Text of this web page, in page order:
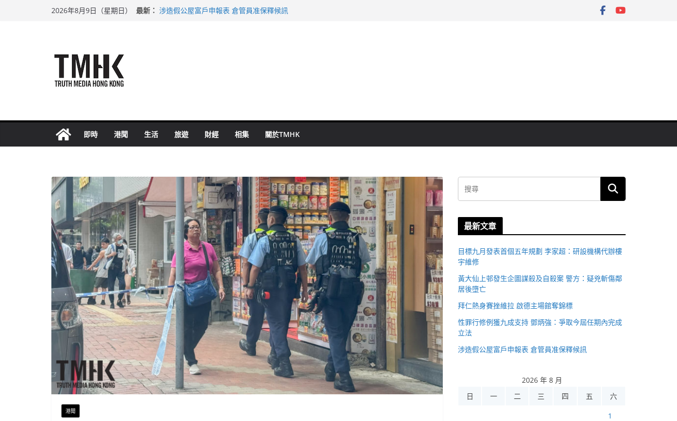
2026年8月9日（星期日） 最新： 涉造假公屋富戶申報表 倉管員准保釋候訊
即時 港聞 生活 旅遊 財經 相集 關於TMHK
港聞
最新文章
目標九月發表首個五年規劃 李家超：研設機構代辦樓
宇維修
黃大仙上邨發生企圖謀殺及自殺案 警方：疑兇斬傷鄰
居後墮亡
拜仁熱身賽挫維拉 啟德主場館奪錦標
性罪行修例獲九成支持 鄧炳強：爭取今屆任期內完成
立法
涉造假公屋富戶申報表 倉管員准保釋候訊
2026 年 8 月
日
一 二 三 四 五 六
1